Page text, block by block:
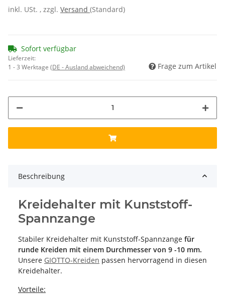
inkl. USt. , zzgl. Versand (Standard)
Sofort verfügbar
Lieferzeit:
1 - 3 Werktage (DE - Ausland abweichend) Frage zum Artikel
Beschreibung
Kreidehalter mit Kunststoff-
Spannzange
Stabiler Kreidehalter mit Kunststoff-Spannzange für
runde Kreiden mit einem Durchmesser von 9 -10 mm.
Unsere GIOTTO-Kreiden passen hervorragend in diesen
Kreidehalter.
Vorteile: